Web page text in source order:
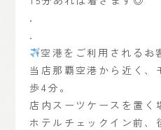
.
.
空港をご利用されるお
当店那覇空港から近く、
歩4分。
店内スーツケースを置く
ホテルチェックイン前、